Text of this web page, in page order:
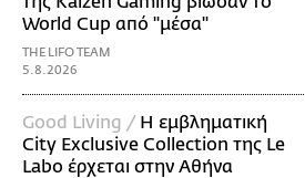
World Cup από "μέσα"
THE LIFO TEAM
5.8.2026
Good Living / Η εμβληματική
City Exclusive Collection της Le
Labo έρχεται στην Αθήνα